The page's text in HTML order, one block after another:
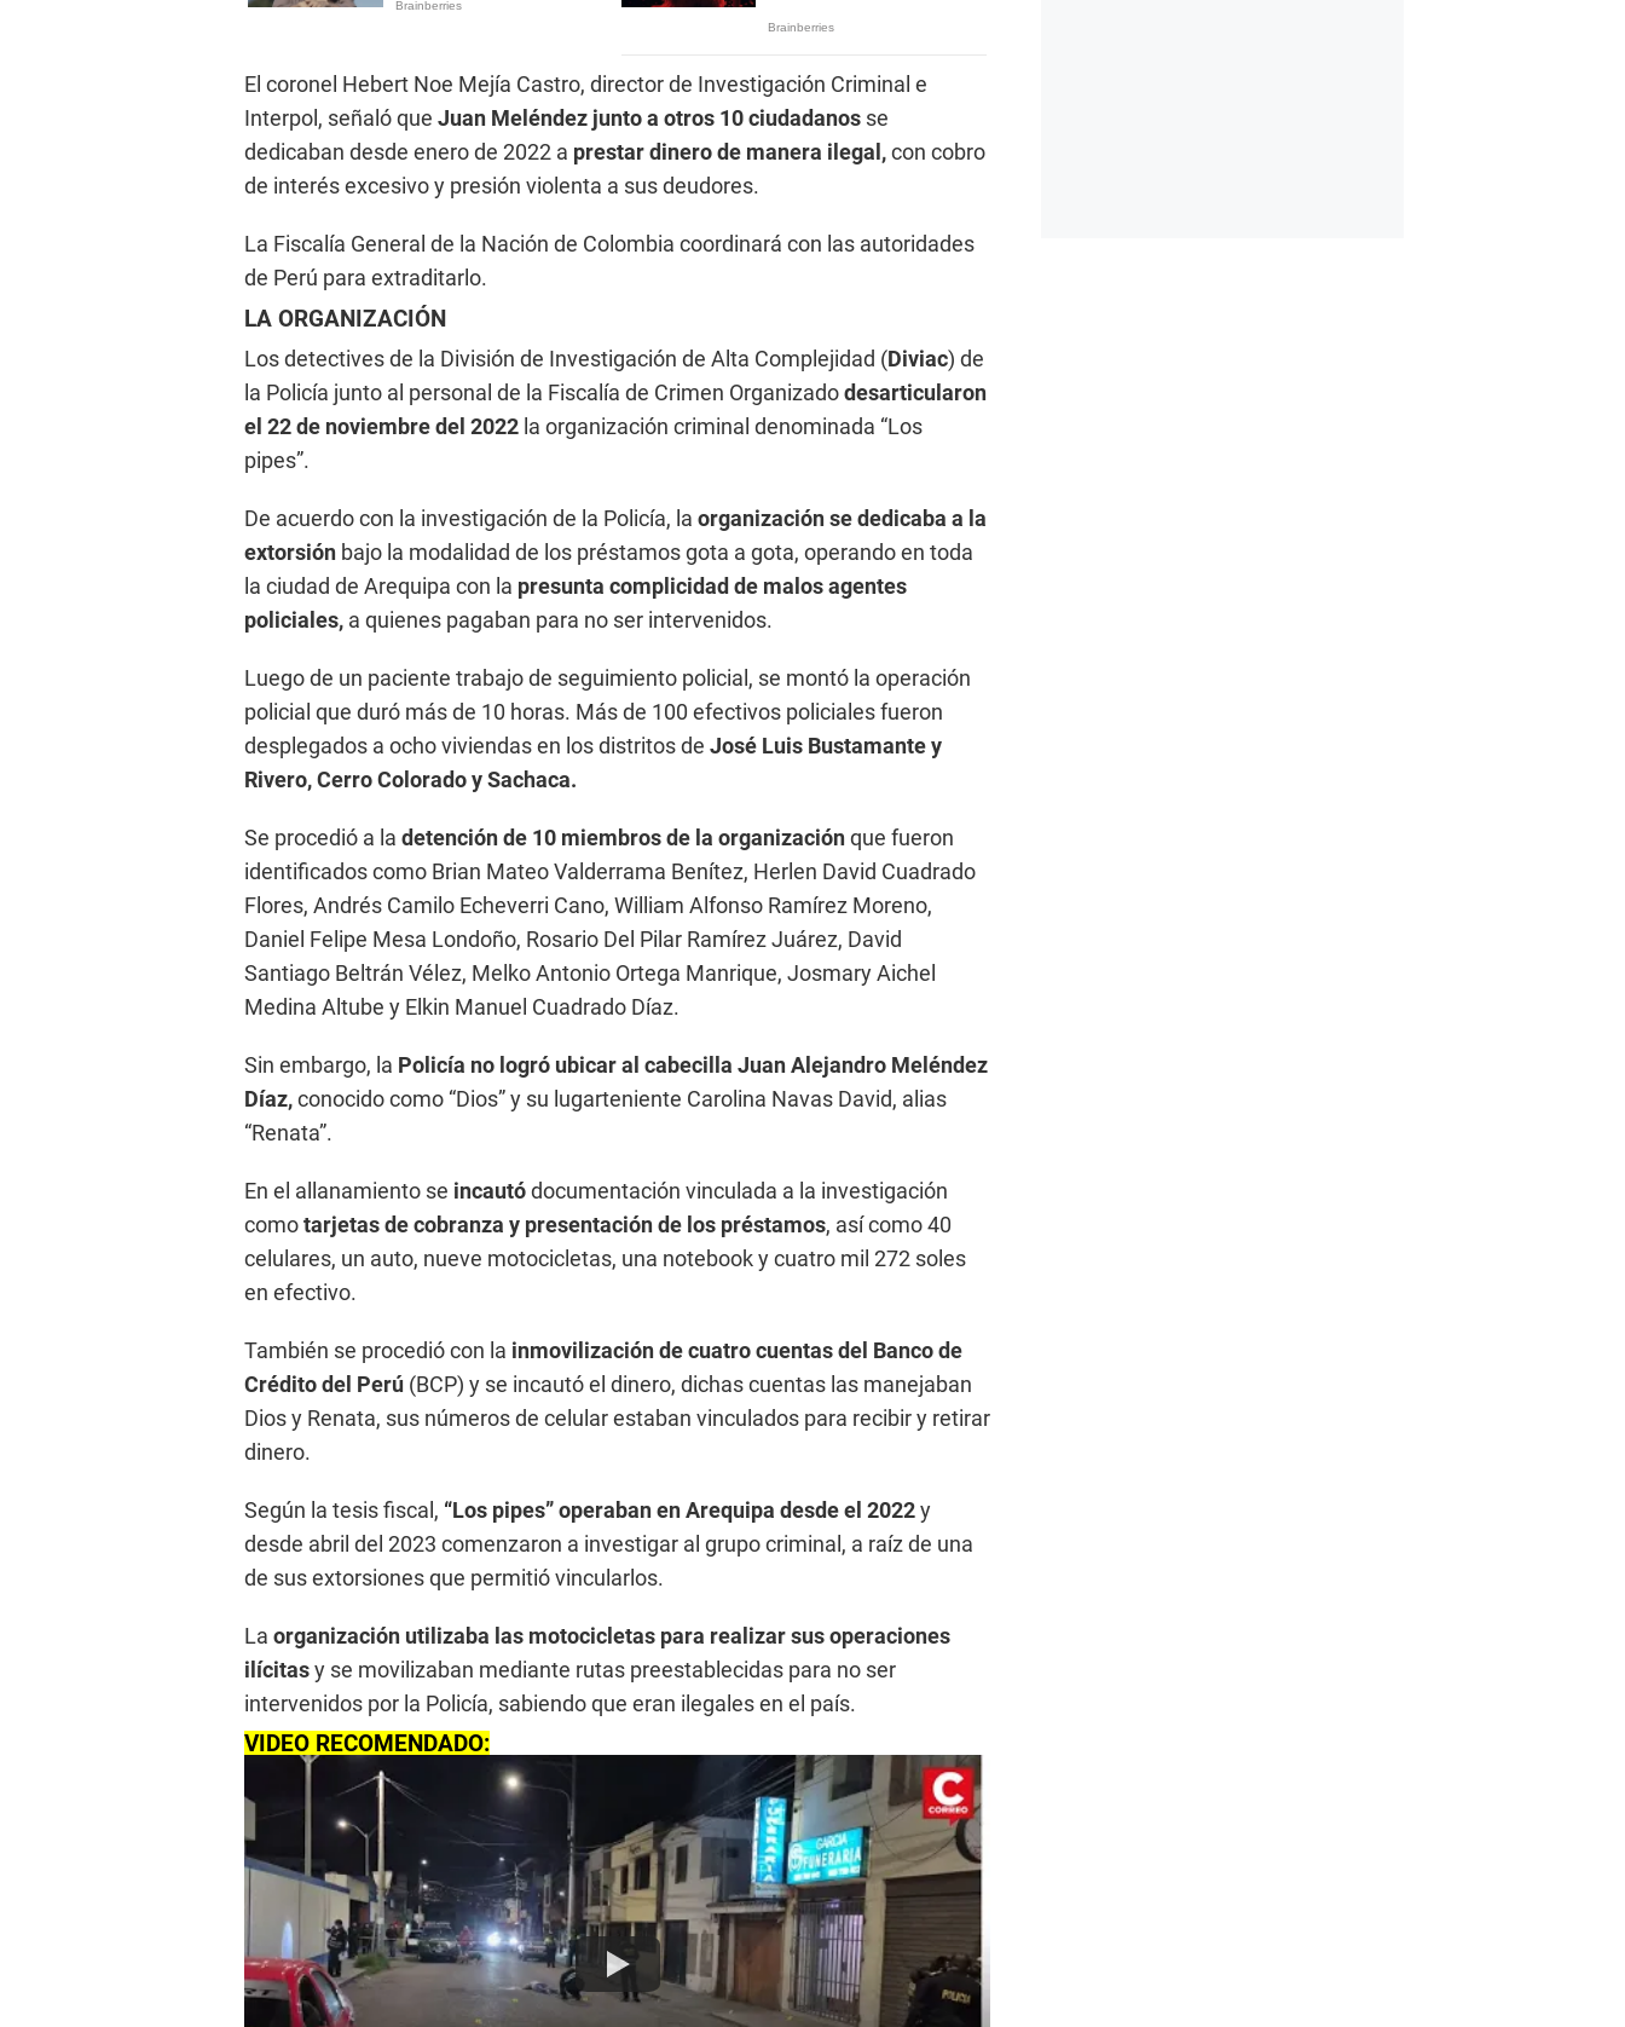
El coronel Hebert Noe Mejía Castro, director de Investigación Criminal e
Interpol, señaló que Juan Meléndez junto a otros 10 ciudadanos se
dedicaban desde enero de 2022 a prestar dinero de manera ilegal,con cobro
de interés excesivo y presión violenta a sus deudores.
La Fiscalía General de la Nación de Colombia coordinará con las autoridades
de Perú para extraditarlo.
LA ORGANIZACIÓN
Los detectives de la División de Investigación de Alta Complejidad (Diviac) de
la Policía junto al personal de la Fiscalía de Crimen Organizadodesarticularon
el 22 de noviembre del 2022 la organización criminal denominada “Los
pipes”.
De acuerdo con la investigación de la Policía, la organización se dedicaba a la
extorsión bajo la modalidad de los préstamos gota a gota, operando en toda
la ciudad de Arequipa con la presunta complicidad de malos agentes
policiales, a quienes pagaban para no ser intervenidos.
Luego de un paciente trabajo de seguimiento policial, se montó la operación
policial que duró más de 10 horas. Más de 100 efectivos policiales fueron
desplegados a ocho viviendas en los distritos de José Luis Bustamante y
Rivero, Cerro Colorado y Sachaca.
Se procedió a la detención de 10 miembros de la organizaciónque fueron
identificados como Brian Mateo Valderrama Benítez, Herlen David Cuadrado
Flores, Andrés Camilo Echeverri Cano, William Alfonso Ramírez Moreno,
Daniel Felipe Mesa Londoño, Rosario Del Pilar Ramírez Juárez, David
Santiago Beltrán Vélez, Melko Antonio Ortega Manrique, Josmary Aichel
Medina Altube y Elkin Manuel Cuadrado Díaz.
Sin embargo, la Policía no logró ubicar al cabecilla Juan Alejandro Meléndez
Díaz,conocido como “Dios” y su lugarteniente Carolina Navas David, alias
“Renata”.
En el allanamiento se incautódocumentación vinculada a la investigación
comotarjetas de cobranza y presentación de los préstamos, así como 40
celulares, un auto, nueve motocicletas, una notebook y cuatro mil 272 soles
en efectivo.
También se procedió con la inmovilización de cuatro cuentas del Banco de
Crédito del Perú (BCP) y se incautó el dinero, dichas cuentas las manejaban
Dios y Renata, sus números de celular estaban vinculados para recibir y retirar
dinero.
Según la tesis fiscal, “Los pipes” operaban en Arequipa desde el 2022y
desde abril del 2023 comenzaron a investigar al grupo criminal, a raíz de una
de sus extorsiones que permitió vincularlos.
La organización utilizaba las motocicletas para realizar sus operaciones
ilícitasy se movilizaban mediante rutas preestablecidas para no ser
intervenidos por la Policía, sabiendo que eran ilegales en el país.
VIDEO RECOMENDADO: